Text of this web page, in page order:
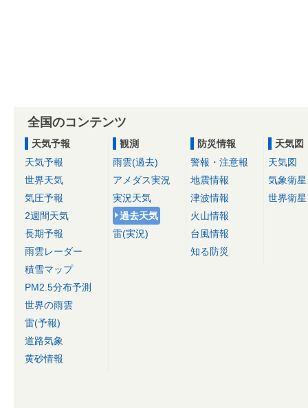
全国のコンテンツ
天気予報
天気予報
世界天気
気圧予報
2週間天気
長期予報
雨雲レーダー
積雪マップ
PM2.5分布予測
世界の雨雲
雷(予報)
道路気象
黄砂情報
観測
雨雲(過去)
アメダス実況
実況天気
過去天気
雷(実況)
防災情報
警報・注意報
地震情報
津波情報
火山情報
台風情報
知る防災
天気図
天気図
気象衛星
世界衛星